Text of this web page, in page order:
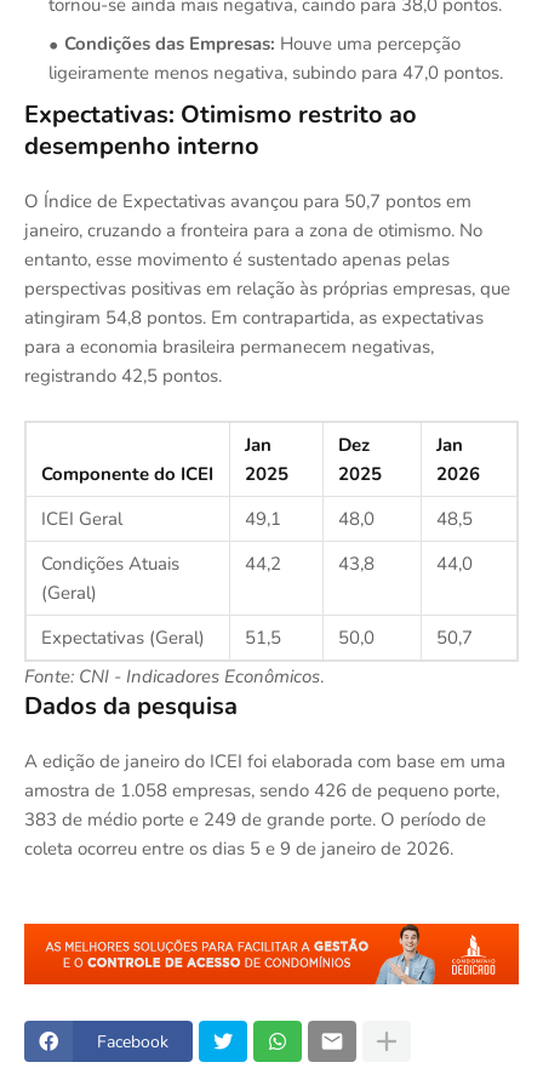
Condições das Empresas: Houve uma percepção
ligeiramente menos negativa, subindo para 47,0 pontos.
Expectativas: Otimismo restrito ao
desempenho interno
O Índice de Expectativas avançou para 50,7 pontos em
janeiro, cruzando a fronteira para a zona de otimismo. No
entanto, esse movimento é sustentado apenas pelas
perspectivas positivas em relação às próprias empresas, que
atingiram 54,8 pontos. Em contrapartida, as expectativas
para a economia brasileira permanecem negativas,
registrando 42,5 pontos.
Componente do ICEI
Jan
2025
Dez
2025
Jan
2026
ICEI Geral
49,1 48,0
48,5
Condições Atuais
(Geral)
44,2 43,8 44,0
Expectativas (Geral) 51,5 50,0
50,7
Fonte: CNI - Indicadores Econômicos.
Dados da pesquisa
A edição de janeiro do ICEI foi elaborada com base em uma
amostra de 1.058 empresas, sendo 426 de pequeno porte,
383 de médio porte e 249 de grande porte. O período de
coleta ocorreu entre os dias 5 e 9 de janeiro de 2026.
Facebook